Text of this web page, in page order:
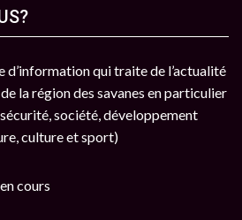
d’information qui traite de l’actualité
la région des savanes en particulier
société, développement
culture et sport)
cours